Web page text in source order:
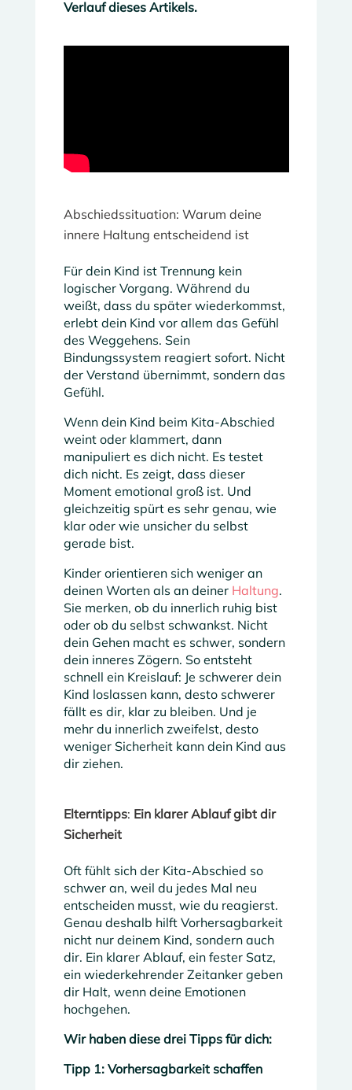
Verlauf dieses Artikels.
Abschiedssituation: Warum deine
innere Haltung entscheidend ist
Für dein Kind ist Trennung kein
logischer Vorgang. Während du
weißt, dass du später wiederkommst,
erlebt dein Kind vor allem das Gefühl
des Weggehens. Sein
Bindungssystem reagiert sofort. Nicht
der Verstand übernimmt, sondern das
Gefühl.
Wenn dein Kind beim Kita-Abschied
weint oder klammert, dann
manipuliert es dich nicht. Es testet
dich nicht. Es zeigt, dass dieser
Moment emotional groß ist. Und
gleichzeitig spürt es sehr genau, wie
klar oder wie unsicher du selbst
gerade bist.
Kinder orientieren sich weniger an
deinen Worten als an deiner Haltung.
Sie merken, ob du innerlich ruhig bist
oder ob du selbst schwankst. Nicht
dein Gehen macht es schwer, sondern
dein inneres Zögern. So entsteht
schnell ein Kreislauf: Je schwerer dein
Kind loslassen kann, desto schwerer
fällt es dir, klar zu bleiben. Und je
mehr du innerlich zweifelst, desto
weniger Sicherheit kann dein Kind aus
dir ziehen.
Elterntipps: Ein klarer Ablaufgibt dir
Sicherheit
Oft fühlt sich der Kita-Abschied so
schwer an, weil du jedes Mal neu
entscheiden musst, wie du reagierst.
Genau deshalb hilft Vorhersagbarkeit
nicht nur deinem Kind, sondern auch
dir. Ein klarer Ablauf, ein fester Satz,
ein wiederkehrender Zeitanker geben
dir Halt, wenn deine Emotionen
hochgehen.
Wir haben diese drei Tipps für dich:
Tipp 1: Vorhersagbarkeit schaffen